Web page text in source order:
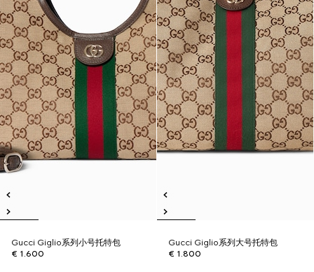
Gucci Giglio系列小号托特包
€ 1.600
Gucci Giglio系列大号托特包
€ 1.800